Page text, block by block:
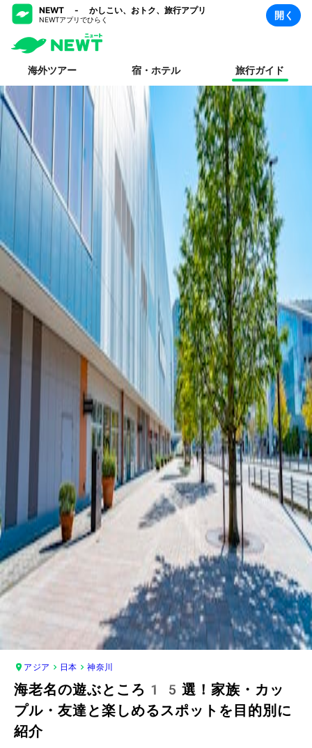
NEWT - かしこい、おトク、旅行アプリ
NEWTアプリでひらく 開く
海外ツアー 宿・ホテル 旅行ガイド
アジア 日本 神奈川
海老名の遊ぶところ15選！家族・カッ
プル・友達と楽しめるスポットを目的別に
紹介